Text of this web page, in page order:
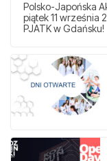
Polsko-Japońska
piątek 11 września
PJATK w Gdańsku!